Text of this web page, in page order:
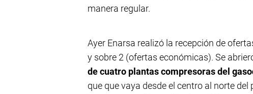
manera regular.
Ayer Enarsa realizó la recepción de
y sobre 2 (ofertas económicas). Se
de cuatro plantas compresorasdel
que que vaya desde el centro al norte